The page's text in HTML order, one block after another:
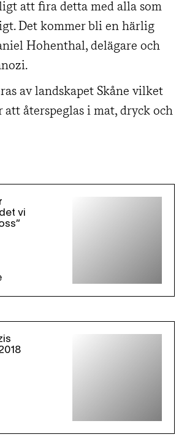
att fira detta med alla som
Det kommer bli en härlig
Hohenthal, delägare och
av landskapet Skåne vilket
att återspeglas i mat, dryck och
vi